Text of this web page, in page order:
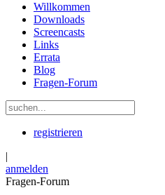
Willkommen
Downloads
Screencasts
Links
Errata
Blog
Fragen-Forum
registrieren
|
anmelden
Fragen-Forum